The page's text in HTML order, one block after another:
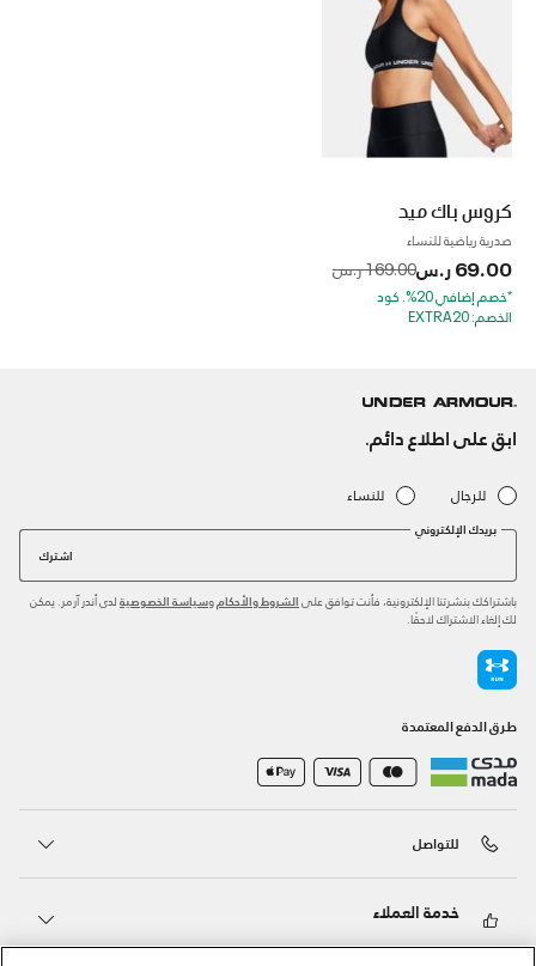
كروس باك ميد
صدرية رياضية للنساء
69.00 ر.س Price reduced from
169.00 ر.س to
*خصم إضافي 20%. كود
الخصم: EXTRA20
ابق على اطلاع دائم.
للرجال للنساء
بريدك الإلكتروني
اشترك
باشتراكك بنشرتنا الإلكترونية، فأنت توافق على الشروط والأحكام وسياسة الخصوصية لدى أندر آرمر. يمكن
لك إلغاء الاشتراك لاحقًا.
طرق الدفع المعتمدة
للتواصل
خدمة العملاء